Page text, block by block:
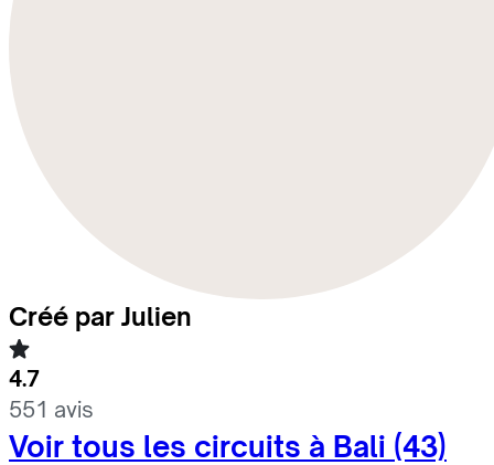
Créé par Julien
4.7
551 avis
Voir tous les circuits à Bali (43)